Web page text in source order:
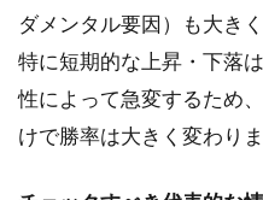
ダメンタル要因）も大き
特に短期的な上昇・下落
性によって急変するため
けで勝率は大きく変わりま